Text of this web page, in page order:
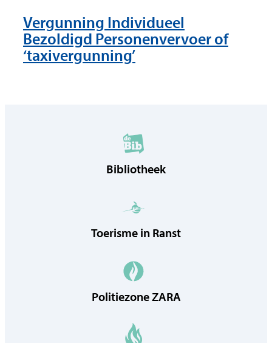
Vergunning Individueel
Bezoldigd Personenvervoer of
‘taxivergunning’
Bibliotheek
Toerisme in Ranst
Politiezone ZARA